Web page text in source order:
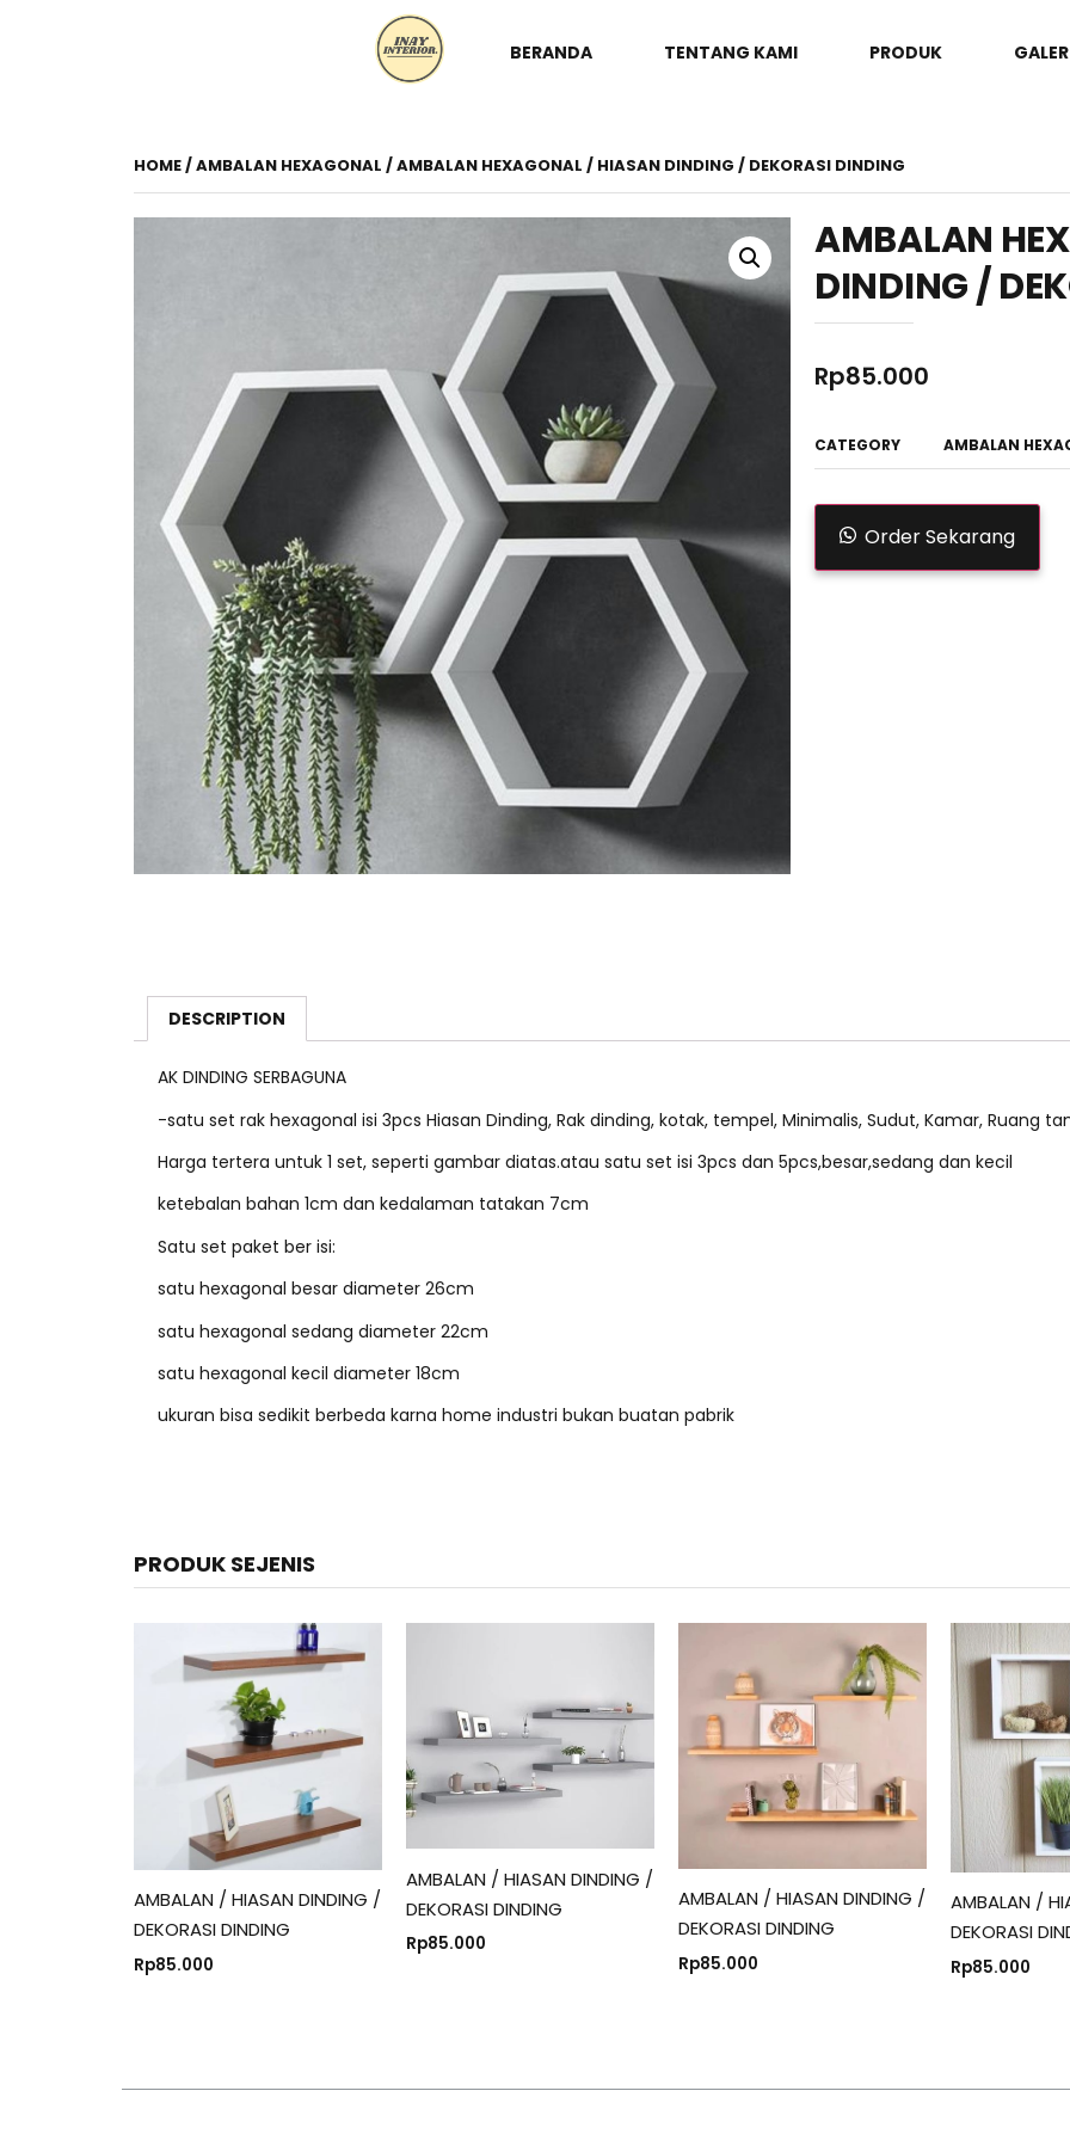
BERANDA TENTANG KAMI PRODUK
HOME/AMBALAN HEXAGONAL / AMBALAN HEXAGONAL / HIASAN DINDING / DEKORASI DINDING
AMBALAN
DINDING /
Rp85.000
CATEGORY AMBALAN
Order Sekarang
DESCRIPTION
AK DINDING SERBAGUNA
-satu set rak hexagonal isi 3pcs Hiasan Dinding, Rak dinding, kotak, tempel, Minimalis, Sudut, Kamar, Ruang
Harga tertera untuk 1 set, seperti gambar diatas.atau satu set isi 3pcs dan 5pcs,besar,sedang dan kecil
ketebalan bahan 1cm dan kedalaman tatakan 7cm
Satu set paket ber isi:
satu hexagonal besar diameter 26cm
satu hexagonal sedang diameter 22cm
satu hexagonal kecil diameter 18cm
ukuran bisa sedikit berbeda karna home industri bukan buatan pabrik
PRODUK SEJENIS
AMBALAN / HIASAN DINDING /
DEKORASI DINDING
Rp85.000
AMBALAN / HIASAN DINDING /
DEKORASI DINDING
Rp85.000
AMBALAN / HIASAN DINDING /
DEKORASI DINDING
Rp85.000
AMBALAN /
DEKORASI
Rp85.000